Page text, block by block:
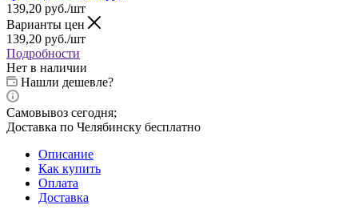
139,20 руб./шт
Варианты цен
139,20 руб./шт
Подробности
Нет в наличии
Нашли дешевле?
Самовывоз сегодня;
Доставка по Челябинску бесплатно
Описание
Как купить
Оплата
Доставка